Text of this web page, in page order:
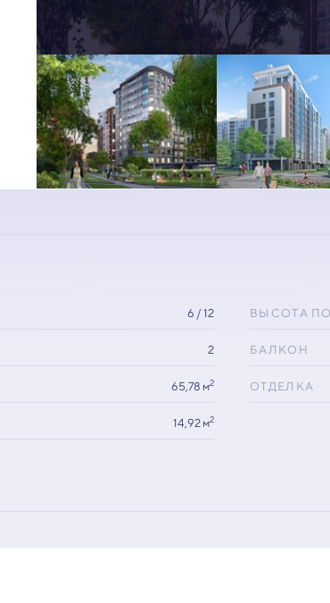
6 / 12
2
65,78 м2
14,92 м2
ВЫСОТА
БАЛКОН
ОТДЕЛКА